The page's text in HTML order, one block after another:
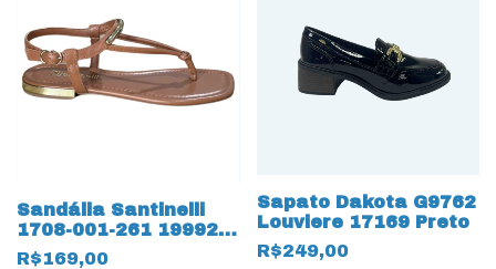
Sandália Santinelli
1708-001-261 19992
Rasteirinha com Nó
R$169,00
Sapato Dakota G9762
Louviere 17169 Preto
R$249,00